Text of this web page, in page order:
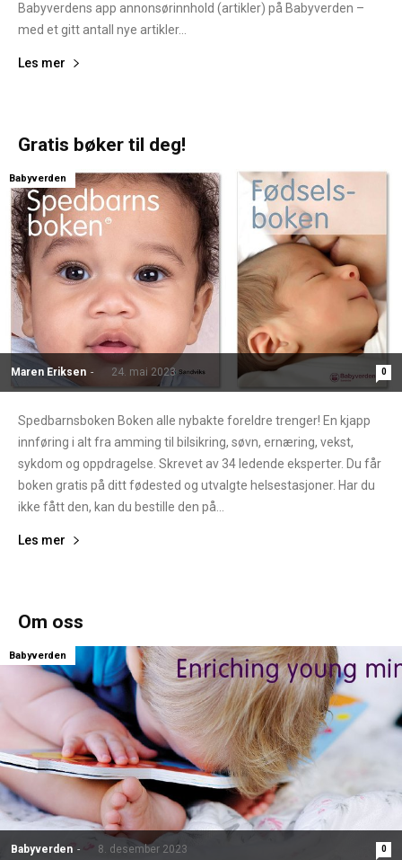
Babyverdens app annonsørinnhold (artikler) på Babyverden –
med et gitt antall nye artikler...
Les mer
Gratis bøker til deg!
Maren Eriksen - 24. mai 2023 0
Babyverden
Spedbarnsboken Boken alle nybakte foreldre trenger! En kjapp
innføring i alt fra amming til bilsikring, søvn, ernæring, vekst,
sykdom og oppdragelse. Skrevet av 34 ledende eksperter. Du får
boken gratis på ditt fødested og utvalgte helsestasjoner. Har du
ikke fått den, kan du bestille den på...
Les mer
Om oss
Babyverden - 8. desember 2023 0
Babyverden